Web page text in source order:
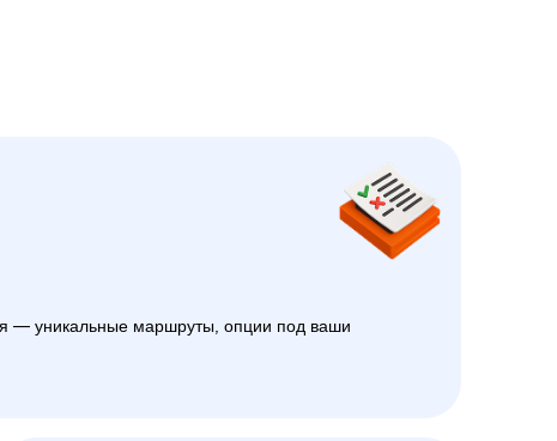
— уникальные маршруты, опции под ваши